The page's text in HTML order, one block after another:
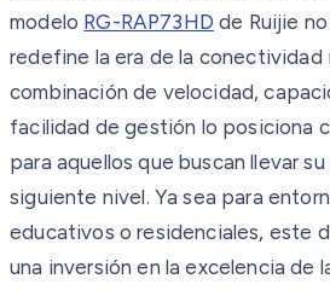
modelo RG-RAP73HD de Ruijie
redefine la era de la conectividad
combinación de velocidad,
facilidad de gestión lo posiciona
para aquellos que buscan llevar
siguiente nivel. Ya sea para
educativos o residenciales, este
una inversión en la excelencia de